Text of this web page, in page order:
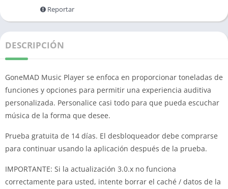
Reportar
DESCRIPCIÓN
GoneMAD Music Player se enfoca en proporcionar toneladas de
funciones y opciones para permitir una experiencia auditiva
personalizada. Personalice casi todo para que pueda escuchar
música de la forma que desee.
Prueba gratuita de 14 días. El desbloqueador debe comprarse
para continuar usando la aplicación después de la prueba.
IMPORTANTE: Si la actualización 3.0.x no funciona
correctamente para usted, intente borrar el caché / datos de la